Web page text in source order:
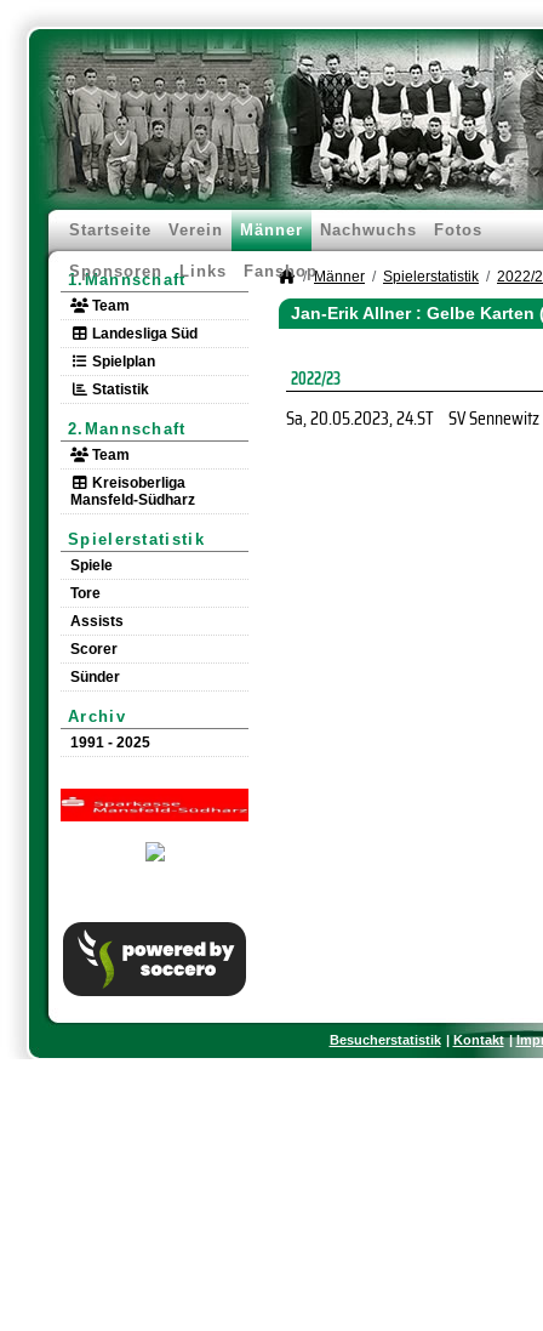
Startseite Verein Männer Nachwuchs Fotos
Sponsoren Links Fanshop
1.Mannschaft
Team
Landesliga Süd
Spielplan
Statistik
2.Mannschaft
Team
Kreisoberliga
Mansfeld-Südharz
Spielerstatistik
Spiele
Tore
Assists
Scorer
Sünder
Archiv
1991 - 2025
Männer Spielerstatistik 2022/
Jan-Erik Allner : Gelbe Karten
2022/23
Sa, 20.05.2023, 24.ST SV Sennewitz
Besucherstatistik Kontakt